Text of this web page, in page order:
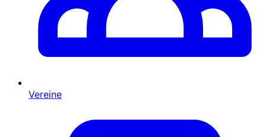
Vereine